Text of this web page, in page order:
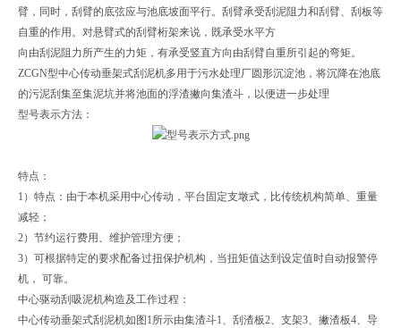
臂，同时，刮臂的底弦应与池底坡面平行。刮臂承受刮泥阻力和刮臂、刮板等
自重的作用。对悬臂式的刮臂桁架来说，既承受水平方
向由刮泥阻力所产生的力矩，有承受竖直方向由刮臂自重所引起的弯矩。
ZCGN型中心传动垂架式刮泥机多用于污水处理厂圆形沉淀池，将沉降在池底
的污泥刮集至集泥坑并将池面的浮渣撇向集渣斗，以便进一步处理
型号表示方法：
特点：
1）特点：由于本机采用中心传动，平台固定支墩式，比传统机构简单、重量
减轻；
2）节约运行费用、维护管理方便；
3）可根据特定的要求配备过扭保护机构，当扭矩值达到设定值时自动报警停
机， 可靠。
中心驱动刮吸泥机构造及工作过程：
中心传动垂架式刮泥机如图1所示由集渣斗1、刮渣板2、支架3、撇渣板4、导